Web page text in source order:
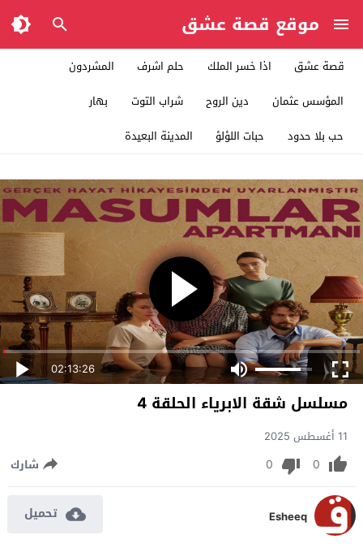
موقع قصة عشق
قصة عشق اذا خسر الملك حلم اشرف
المشردون
المؤسس عثمان
دين الروح شراب التوت
بهار
حب بلا حدود
حبات اللؤلؤ المدينة البعيدة
02:13:26
مسلسل شقة الابرياء الحلقة 4
11 أغسطس 2025
0
0 شارك
Esheeq تحميل